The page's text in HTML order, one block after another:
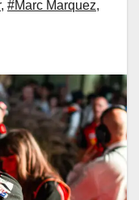
, #Marc Marquez,